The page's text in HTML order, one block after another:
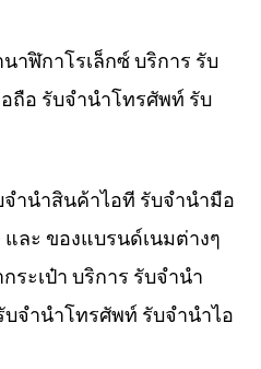
าฬิกาโรเล็กซ์ บริการ รับ
ถือ รับจำนำโทรศัพท์ รับ
จำนำสินค้าไอที รับจำนำมือ
ละ ของแบรนด์เนมต่างๆ
ระเป๋า บริการ รับจำนำ
จำนำโทรศัพท์ รับจำนำไอ